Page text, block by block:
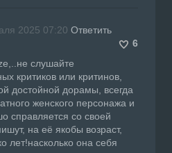
2025 07:20 Ответить
6
слушайте
критиков или критинов,
достойной дорамы, всегда
женского персонажа и
справляется со своей
на её якобы возраст,
лет!насколько она себя